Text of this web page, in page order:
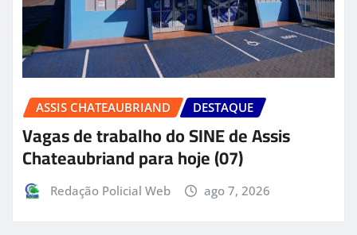
ASSIS CHATEAUBRIAND DESTAQUE
Vagas de trabalho do SINE de Assis
Chateaubriand para hoje (07)
Redação Policial Web ago 7, 2026